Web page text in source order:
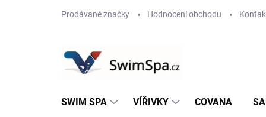
Prodávané značky Hodnocení obchodu
SWIM SPA VÍŘIVKY COVANA